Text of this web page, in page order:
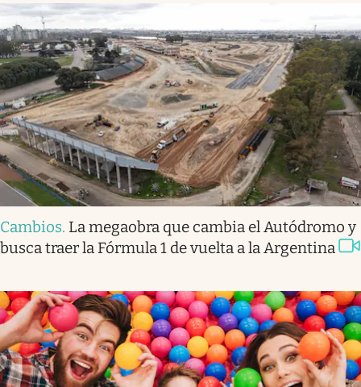
Cambios. La megaobra que cambia el Autódromo y
busca traer la Fórmula 1 de vuelta a la Argentina